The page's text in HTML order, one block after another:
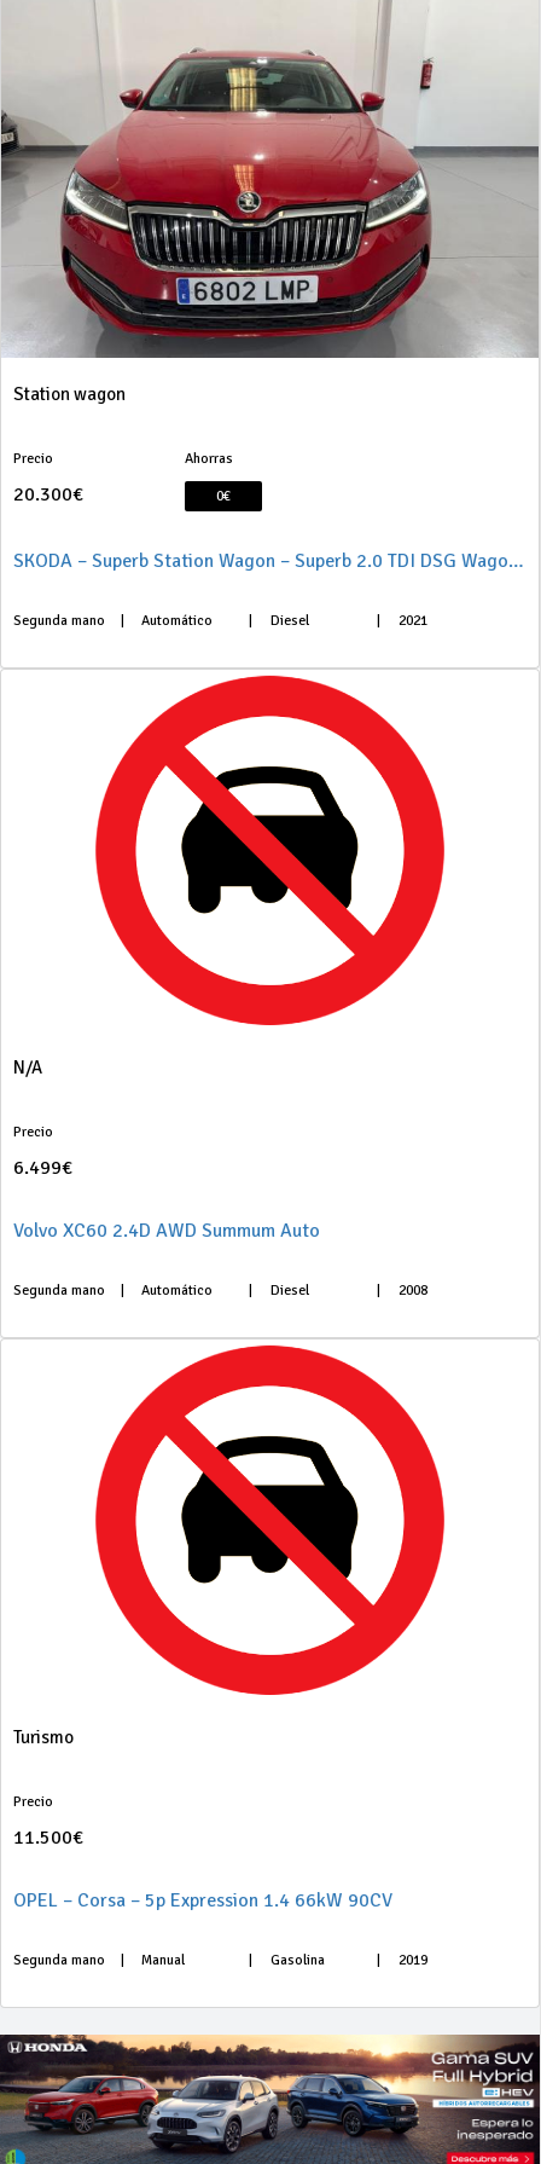
Station wagon
Precio
20.300€
Ahorras
0€
SKODA – Superb Station Wagon – Superb 2.0 TDI DSG Wagon Style
Segunda mano Automático Diesel 2021
N/A
Precio
6.499€
Volvo XC60 2.4D AWD Summum Auto
Segunda mano Automático Diesel 2008
Turismo
Precio
11.500€
OPEL – Corsa – 5p Expression 1.4 66kW 90CV
Segunda mano Manual Gasolina 2019